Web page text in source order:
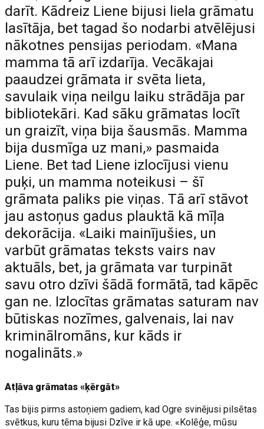
darīt. Kādreiz Liene bijusi liela grāmatu
lasītāja, bet tagad šo nodarbi atvēlējusi
nākotnes pensijas periodam. «Mana
mamma tā arī izdarīja. Vecākajai
paaudzei grāmata ir svēta lieta,
savulaik viņa neilgu laiku strādāja par
bibliotekāri. Kad sāku grāmatas locīt
un graizīt, viņa bija šausmās. Mamma
bija dusmīga uz mani,» pasmaida
Liene. Bet tad Liene izlocījusi vienu
puķi, un mamma noteikusi – šī
grāmata paliks pie viņas. Tā arī stāvot
jau astoņus gadus plauktā kā mīļa
dekorācija. «Laiki mainījušies, un
varbūt grāmatas teksts vairs nav
aktuāls, bet, ja grāmata var turpināt
savu otro dzīvi šādā formātā, tad kāpēc
gan ne. Izlocītas grāmatas saturam nav
būtiskas nozīmes, galvenais, lai nav
kriminālromāns, kur kāds ir
nogalināts.»
Atļāva grāmatas «ķērgāt»
Tas bijis pirms astoņiem gadiem, kad Ogre svinējusi pilsētas
svētkus, kuru tēma bijusi Dzīve ir kā upe. «Kolēģe, mūsu